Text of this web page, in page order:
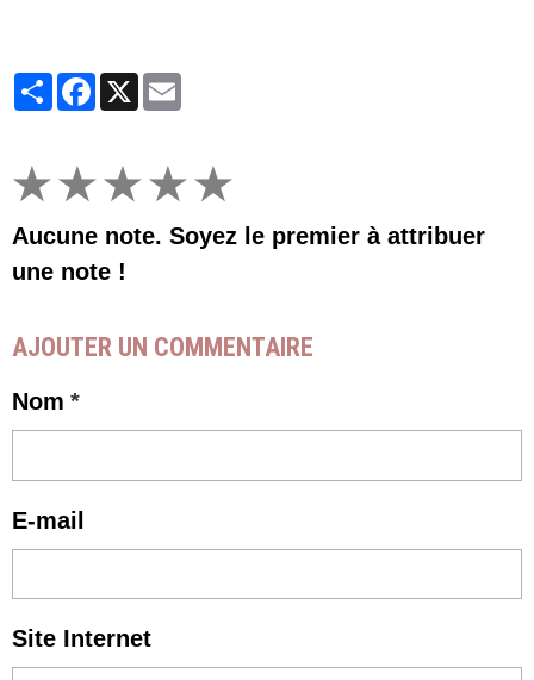
PartagerFacebook
X
★★★★★
Aucune note. Soyez le premier à attribuer
une note !
AJOUTER UN COMMENTAIRE
Nom
E-mail
Site Internet